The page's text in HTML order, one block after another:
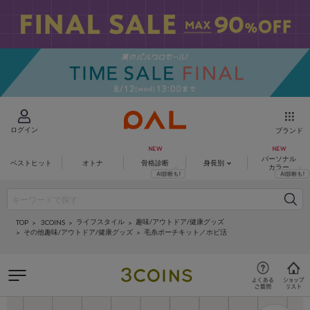
ログイン ブランド
ベストヒット オトナ 骨格診断 身長別
パーソナル
カラー
TOP 3COINS ライフスタイル
趣味/アウトドア/健康グッズ
その他趣味/アウトドア/健康グッズ
毛糸ポーチキット／ホビ活